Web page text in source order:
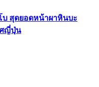
บ สุดยอดหน้าผาหินบะ
ศญี่ปุ่น